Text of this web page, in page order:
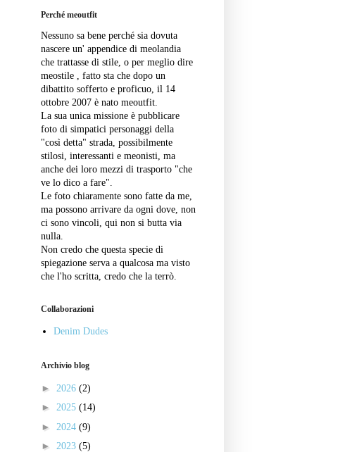
Perché meoutfit
Nessuno sa bene perché sia dovuta
nascere un' appendice di meolandia
che trattasse di stile, o per meglio dire
meostile , fatto sta che dopo un
dibattito sofferto e proficuo, il 14
ottobre 2007 è nato meoutfit.
La sua unica missione è pubblicare
foto di simpatici personaggi della
"così detta" strada, possibilmente
stilosi, interessanti e meonisti, ma
anche dei loro mezzi di trasporto "che
ve lo dico a fare".
Le foto chiaramente sono fatte da me,
ma possono arrivare da ogni dove, non
ci sono vincoli, qui non si butta via
nulla.
Non credo che questa specie di
spiegazione serva a qualcosa ma visto
che l'ho scritta, credo che la terrò.
Collaborazioni
Denim Dudes
Archivio blog
► 2026 (2)
► 2025 (14)
► 2024 (9)
► 2023 (5)